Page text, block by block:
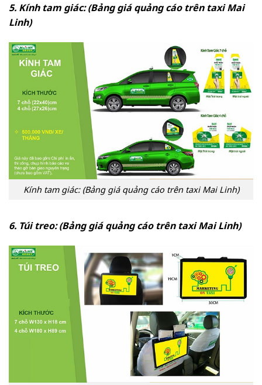
5. Kính tam giác: (Bảng giá quảng cáo trên taxi Mai
Linh)
Kính tam giác: (Bảng giá quảng cáo trên taxi Mai Linh)
6. Túi treo: (Bảng giá quảng cáo trên taxi Mai Linh)